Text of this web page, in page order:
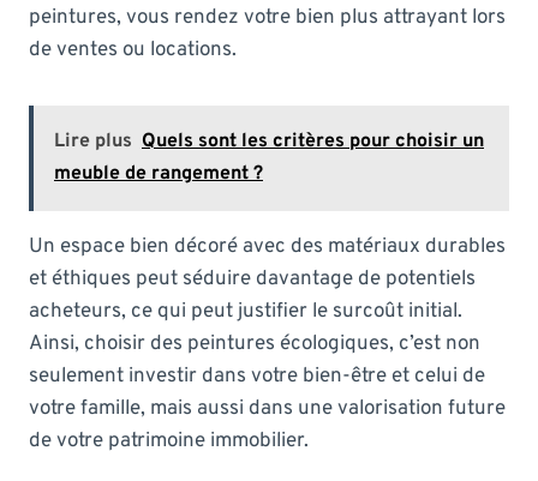
peintures, vous rendez votre bien plus attrayant lors
de ventes ou locations.
Lire plus Quels sont les critères pour choisir un
meuble de rangement ?
Un espace bien décoré avec des matériaux durables
et éthiques peut séduire davantage de potentiels
acheteurs, ce qui peut justifier le surcoût initial.
Ainsi, choisir des peintures écologiques, c’est non
seulement investir dans votre bien-être et celui de
votre famille, mais aussi dans une valorisation future
de votre patrimoine immobilier.